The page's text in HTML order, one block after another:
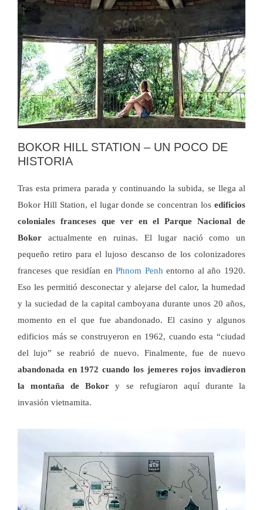
BOKOR HILL STATION – UN POCO DE
HISTORIA
Tras esta primera parada y continuando la subida, se llega al
Bokor Hill Station, el lugar donde se concentran los edificios
coloniales franceses que ver en el Parque Nacional de
Bokor actualmente en ruinas. El lugar nació como un
pequeño retiro para el lujoso descanso de los colonizadores
franceses que residían enPhnom Penh entorno al año 1920.
Eso les permitió desconectar y alejarse del calor, la humedad
y la suciedad de la capital camboyana durante unos 20 años,
momento en el que fue abandonado. El casino y algunos
edificios más se construyeron en 1962, cuando esta “ciudad
del lujo” se reabrió de nuevo. Finalmente, fue de nuevo
abandonada en 1972 cuando los jemeres rojos invadieron
la montaña de Bokor y se refugiaron aquí durante la
invasión vietnamita.